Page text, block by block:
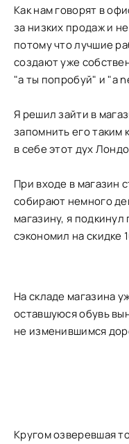
Как нам говорят в
за низких продаж и
потому что лучшие
создают уже
"а ты попробуй" и "a
Я решил зайти в
запомнить его таким
в себе этот дух
При входе в магазин
собирают немного
магазину, я
сэкономил на скидке
На складе магазина
оставшуюся обувь
не изменившимся
Кругом озверевшая